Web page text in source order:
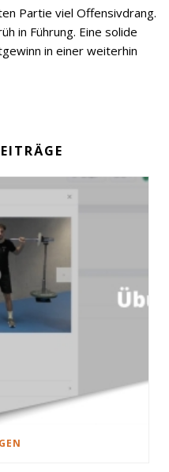
Partie viel Offensivdrang.
in Führung. Eine solide
in einer weiterhin